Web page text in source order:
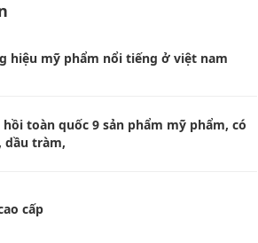
hiệu mỹ phẩm nổi tiếng ở việt nam
hồi toàn quốc 9 sản phẩm mỹ phẩm, có
dầu tràm,
cấp